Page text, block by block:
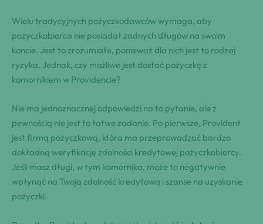
Wielu‍ ⁢tradycyjnych pożyczkodawców wymaga, aby
pożyczkobiorca nie posiadał żadnych długów na‍ swoim
koncie. Jest ⁢to​ zrozumiałe, ponieważ dla⁣ ​nich jest to ⁣rodzaj
ryzyka. Jednak,‍ czy możliwe⁣ jest dostać pożyczkę z
komornikiem w Providencie?
Nie ‍ma jednoznacznej odpowiedzi na to⁢ pytanie, ale z
‍pewnością​ nie jest to łatwe zadanie. Po⁣ pierwsze, Provident
jest⁣ firmą ​pożyczkową, która ma przeprowadzać bardzo
dokładną weryfikację zdolności ‍kredytowej pożyczkobiorcy.⁤
Jeśli⁢ masz długi, w ‍⁤tym komornika, może⁣ to negatywnie
wpłynąć ⁢na Twoją ‌zdolność kredytową ‌i szanse‌ na ‍uzyskanie
pożyczki.